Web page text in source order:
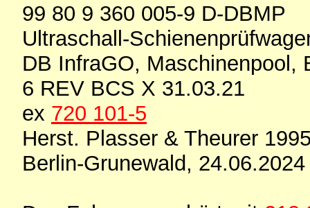
99 80 9 360 005-9 D-DBMP
Ultraschall-
DB InfraGO, Maschinenpool,
6 REV BCS X 31.03.21
ex 720 101-5
Herst. Plasser & Theurer
Berlin-Grunewald, 24.06.2024